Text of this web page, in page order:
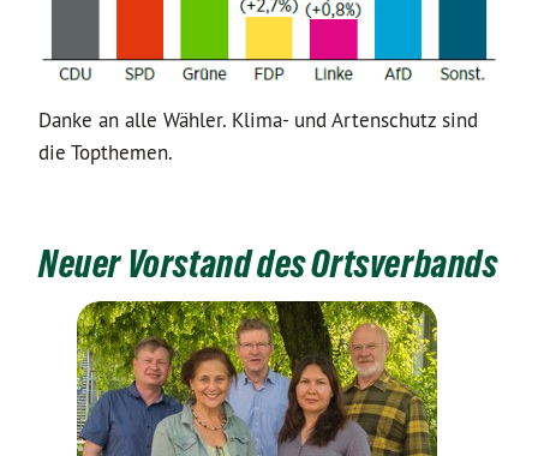
Danke an alle Wähler. Klima- und Artenschutz sind
die Topthemen.
Neuer Vorstand des Ortsverbands